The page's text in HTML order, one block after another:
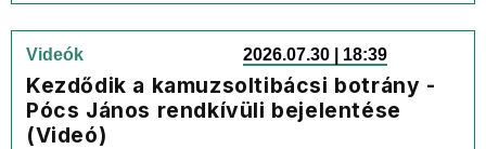
Videók 2026.07.30 | 18:39
Kezdődik a kamuzsoltibácsi botrány -
Pócs János rendkívüli bejelentése
(Videó)